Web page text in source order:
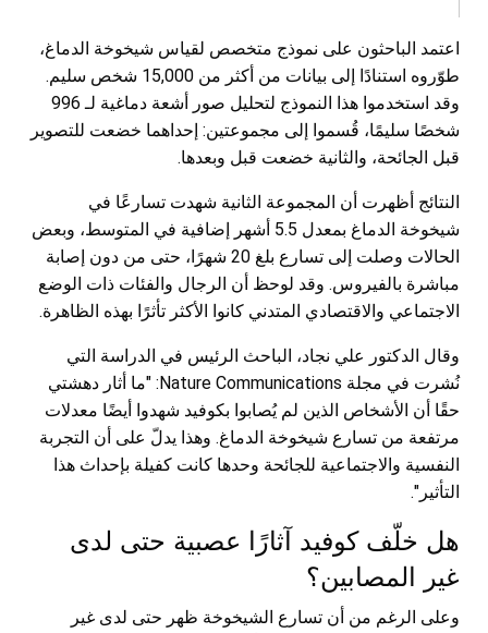
اعتمد الباحثون على نموذج متخصص لقياس شيخوخة الدماغ،
طوّروه استنادًا إلى بيانات من أكثر من 15,000 شخص سليم.
وقد استخدموا هذا النموذج لتحليل صور أشعة دماغية لـ 996
شخصًا سليمًا، قُسموا إلى مجموعتين: إحداهما خضعت للتصوير
قبل الجائحة، والثانية خضعت قبل وبعدها.
النتائج أظهرت أن المجموعة الثانية شهدت تسارعًا في
شيخوخة الدماغ بمعدل 5.5 أشهر إضافية في المتوسط، وبعض
الحالات وصلت إلى تسارع بلغ 20 شهرًا، حتى من دون إصابة
مباشرة بالفيروس. وقد لوحظ أن الرجال والفئات ذات الوضع
الاجتماعي والاقتصادي المتدني كانوا الأكثر تأثرًا بهذه الظاهرة.
وقال الدكتور علي نجاد، الباحث الرئيس في الدراسة التي
نُشرت في مجلة Nature Communications: "ما أثار دهشتي
حقًا أن الأشخاص الذين لم يُصابوا بكوفيد شهدوا أيضًا معدلات
مرتفعة من تسارع شيخوخة الدماغ. وهذا يدلّ على أن التجربة
النفسية والاجتماعية للجائحة وحدها كانت كفيلة بإحداث هذا
التأثير".
هل خلّف كوفيد آثارًا عصبية حتى لدى
غير المصابين؟
وعلى الرغم من أن تسارع الشيخوخة ظهر حتى لدى غير